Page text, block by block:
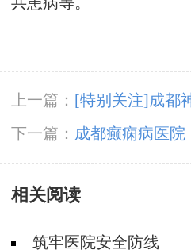
上一篇： [特别关注]成都
羊角风发作前有没有什么
下一篇： 成都癫痫病医
要有哪些？
相关阅读
筑牢医院安全防线——